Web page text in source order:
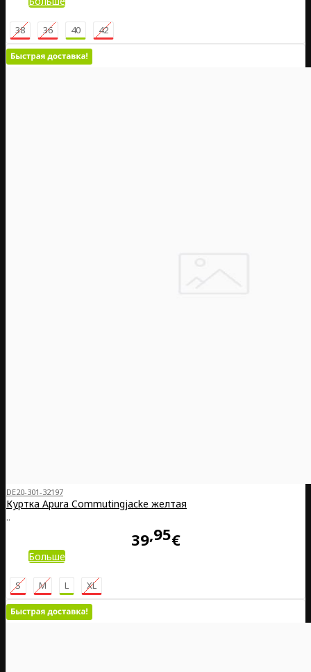
38 36 40 42
DE20-301-32197
Куртка Apura Commutingjacke желтая
..
39 95€
Больше
S M L XL